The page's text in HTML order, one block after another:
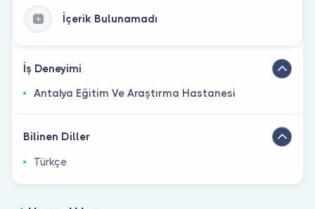
İçerik Bulunamadı
İş Deneyimi
Antalya Eğitim Ve Araştırma Hastanesi
Bilinen Diller
Türkçe